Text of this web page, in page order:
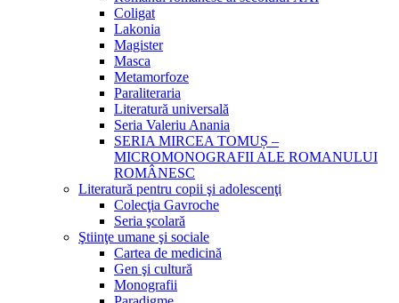
Coligat
Lakonia
Magister
Masca
Metamorfoze
Paraliteraria
Literatură universală
Seria Valeriu Anania
SERIA MIRCEA TOMUȘ –
MICROMONOGRAFII ALE ROMANULUI
ROMÂNESC
Literatură pentru copii şi adolescenţi
Colecţia Gavroche
Seria şcolară
Ştiinţe umane şi sociale
Cartea de medicină
Gen şi cultură
Monografii